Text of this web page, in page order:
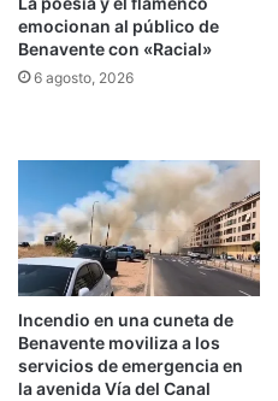
emocionan al público de
Benavente con «Racial»
6 agosto, 2026
Incendio en una cuneta de
Benavente moviliza a los
servicios de emergencia en
la avenida Vía del Canal